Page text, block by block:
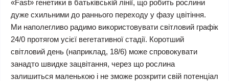
«Fast» генетики в батьківській лінії, що робить рослини
дуже схильними до раннього переходу у фазу цвітіння.
Ми наполегливо радимо використовувати світловий графік
24/0 протягом усієї вегетативної стадії. Коротший
світловий день (наприклад, 18/6) може спровокувати
занадто швидке зацвітання, через що рослина
залишиться маленькою і не зможе розкрити свій потенціал